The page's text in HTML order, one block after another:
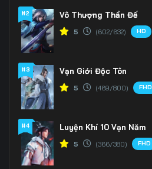
#2 Vô Thượng Thần Đế
5 (602/632) HD
#3 Vạn Giới Độc Tôn
5 (469/800) FHD
#4 Luyện Khí 10 Vạn Năm
5 (366/380) FHD